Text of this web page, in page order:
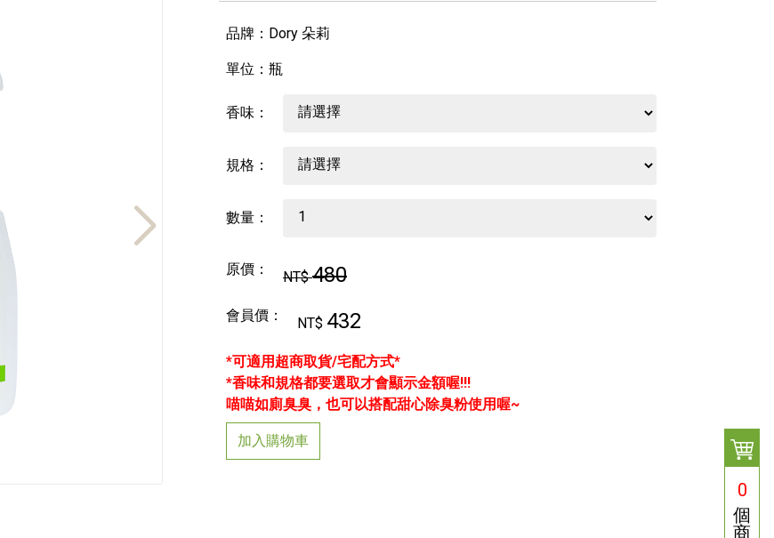
0
個
商
品牌：Dory 朵莉
單位：瓶
香味：
規格：
數量：
原價： NT$480
會員價： NT$ 432
*可適用超商取貨/宅配方式*
*香味和規格都要選取才會顯示金額喔!!!
喵喵如廁臭臭，也可以搭配甜心除臭粉使用喔~
加入購物車